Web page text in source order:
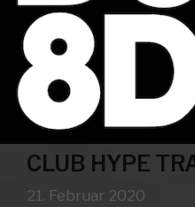
CLUB HYPE
21. Februar 2020